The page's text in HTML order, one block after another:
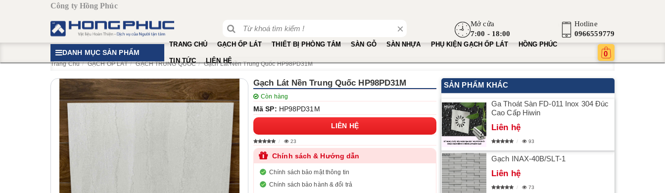
Công ty Hồng Phúc
×
Mở cửa
7:00 - 18:00
Hotline
0966559779
DANH MỤC SẢN PHẨM
TRANG CHỦ GẠCH ỐP LÁT THIẾT BỊ PHÒNG TẮM SÀN GỖ SÀN NHỰA PHỤ KIỆN GẠCH ỐP LÁT HỒNG PHÚC
TIN TỨC LIÊN HỆ
0
Trang Chủ GẠCH ỐP LÁT GẠCH TRUNG QUỐC Gạch Lát Nền Trung Quốc HP98PD31M
Gạch Lát Nền Trung Quốc HP98PD31M
Còn hàng
Mã SP: HP98PD31M
LIÊN HỆ
23
Chính sách & Hướng dẫn
Chính sách bảo mật thông tin
Chính sách bảo hành & đổi trả
SẢN PHẨM KHÁC
Ga Thoát Sàn FD-011 Inox 304 Đúc
Cao Cấp Hiwin
Liên hệ
93
Gạch INAX-40B/SLT-1
Liên hệ
73